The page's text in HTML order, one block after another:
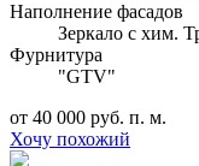
Наполнение фасадов
Зеркало с хим.
Фурнитура
"GTV"
от 40 000 руб. п. м.
Хочу похожий